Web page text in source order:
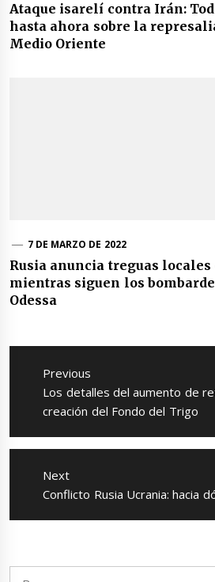
Ataque isarelí contra Irán:
hasta ahora sobre la
Medio Oriente
7 DE MARZO DE 2022
Rusia anuncia treguas
mientras siguen los
Odessa
Navegación
entradas
Previous
Previous
post:
Los detalles del aumento de
creación del Fondo del Trigo
Next
Next
Conflicto Rusia Ucrania: hacia